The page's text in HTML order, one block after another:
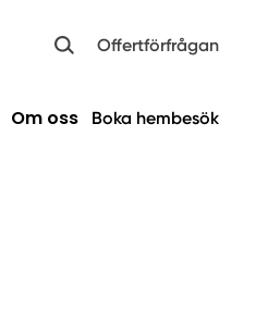
Offertförfrågan
Om oss Boka hembesök